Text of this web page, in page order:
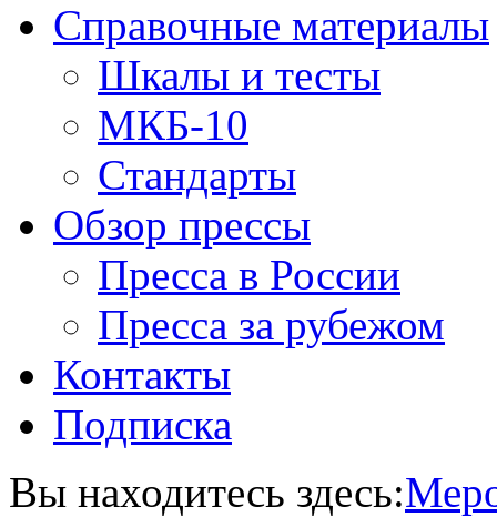
Справочные материалы
Шкалы и тесты
МКБ-10
Стандарты
Обзор прессы
Пресса в России
Пресса за рубежом
Контакты
Подписка
Вы находитесь здесь: